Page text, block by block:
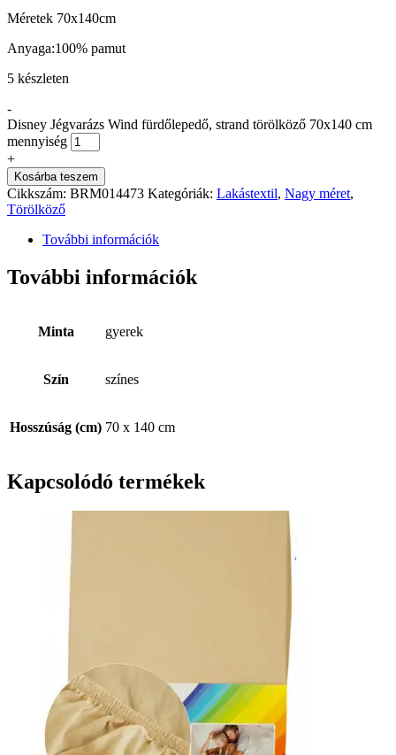
Méretek 70x140cm
Anyaga:100% pamut
5 készleten
-
Disney Jégvarázs Wind fürdőlepedő, strand törölköző 70x140 cm
mennyiség
+
Kosárba teszem
Cikkszám: BRM014473 Kategóriák: Lakástextil, Nagy méret,
Törölköző
További információk
További információk
Minta gyerek
Szín színes
Hosszúság (cm) 70 x 140 cm
Kapcsolódó termékek